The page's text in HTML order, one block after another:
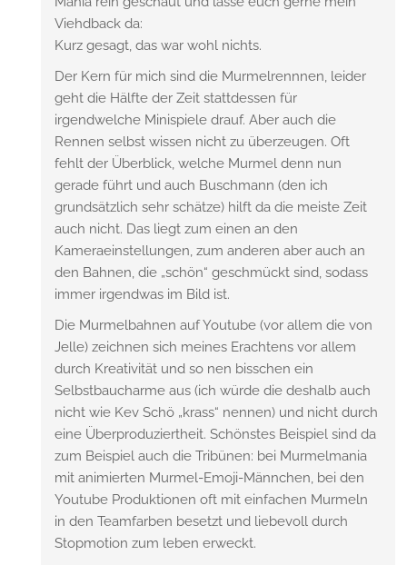
Viehdback da:
Kurz gesagt, das war wohl nichts.
Der Kern für mich sind die Murmelrennnen, leider
geht die Hälfte der Zeit stattdessen für
irgendwelche Minispiele drauf. Aber auch die
Rennen selbst wissen nicht zu überzeugen. Oft
fehlt der Überblick, welche Murmel denn nun
gerade führt und auch Buschmann (den ich
grundsätzlich sehr schätze) hilft da die meiste Zeit
auch nicht. Das liegt zum einen an den
Kameraeinstellungen, zum anderen aber auch an
den Bahnen, die „schön“ geschmückt sind, sodass
immer irgendwas im Bild ist.
Die Murmelbahnen auf Youtube (vor allem die von
Jelle) zeichnen sich meines Erachtens vor allem
durch Kreativität und so nen bisschen ein
Selbstbaucharme aus (ich würde die deshalb auch
nicht wie Kev Schö „krass“ nennen) und nicht durch
eine Überproduziertheit. Schönstes Beispiel sind da
zum Beispiel auch die Tribünen: bei Murmelmania
mit animierten Murmel-Emoji-Männchen, bei den
Youtube Produktionen oft mit einfachen Murmeln
in den Teamfarben besetzt und liebevoll durch
Stopmotion zum leben erweckt.